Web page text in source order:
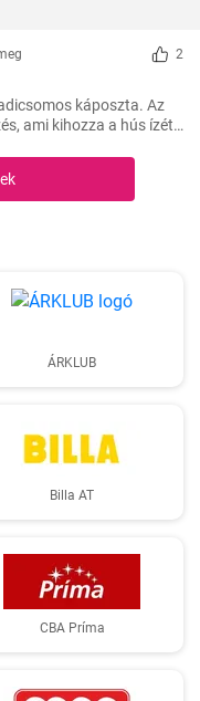
2
káposzta. Az
ami kihozza a hús ízét,
tovább fő, annál
időzíteni.
ÁRKLUB
Billa AT
CBA Príma